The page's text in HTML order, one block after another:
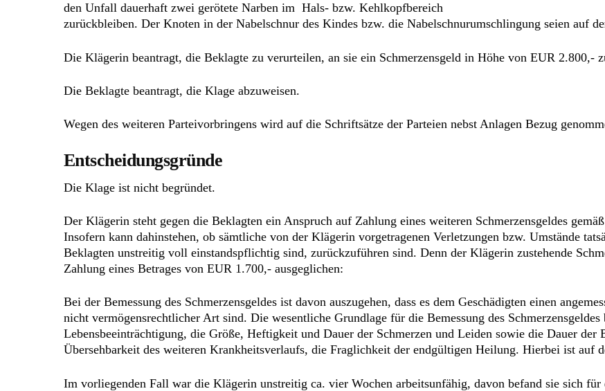
den Unfall dauerhaft zwei gerötete Narben im Hals- bzw. Kehlkopfbereich
zurückbleiben. Der Knoten in der Nabelschnur des Kindes bzw. die Nabelschnurumschlingung seien auf
Die Klägerin beantragt, die Beklagte zu verurteilen, an sie ein Schmerzensgeld in Höhe von EUR 2.800,-
Die Beklagte beantragt, die Klage abzuweisen.
Wegen des weiteren Parteivorbringens wird auf die Schriftsätze der Parteien nebst Anlagen Bezug
Entscheidungsgründe
Die Klage ist nicht begründet.
Der Klägerin steht gegen die Beklagten ein Anspruch auf Zahlung eines weiteren Schmerzensgeldes
Insofern kann dahinstehen, ob sämtliche von der Klägerin vorgetragenen Verletzungen bzw. Umstände
Beklagten unstreitig voll einstandspflichtig sind, zurückzuführen sind. Denn der Klägerin zustehende
Zahlung eines Betrages von EUR 1.700,- ausgeglichen:
Bei der Bemessung des Schmerzensgeldes ist davon auszugehen, dass es dem Geschädigten einen
nicht vermögensrechtlicher Art sind. Die wesentliche Grundlage für die Bemessung des
Lebensbeeinträchtigung, die Größe, Heftigkeit und Dauer der Schmerzen und Leiden sowie die Dauer
Übersehbarkeit des weiteren Krankheitsverlaufs, die Fraglichkeit der endgültigen Heilung. Hierbei ist auf
Im vorliegenden Fall war die Klägerin unstreitig ca. vier Wochen arbeitsunfähig, davon befand sie sich